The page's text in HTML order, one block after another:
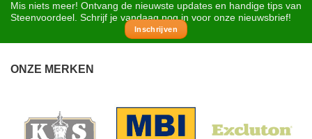
Mis niets meer! Ontvang de nieuwste updates en handige tips van
Steenvoordeel. Schrijf je vandaag nog in voor onze nieuwsbrief!
Inschrijven
ONZE MERKEN